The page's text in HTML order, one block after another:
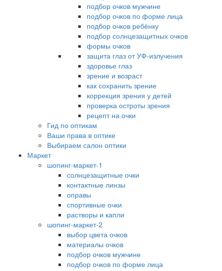
подбор очков мужчине
подбор очков по форме лица
подбор очков ребёнку
подбор солнцезащитных очков
формы очков
защита глаз от УФ-излучения
здоровье глаз
зрение и возраст
как сохранить зрение
коррекция зрения у детей
проверка остроты зрения
рецепт на очки
Гид по оптикам
Ваши права в оптике
Выбираем салон оптики
Маркет
шопинг-маркет-1
солнцезащитные очки
контактные линзы
оправы
спортивные очки
растворы и капли
шопинг-маркет-2
выбор цвета очков
материалы очков
подбор очков мужчине
подбор очков по форме лица